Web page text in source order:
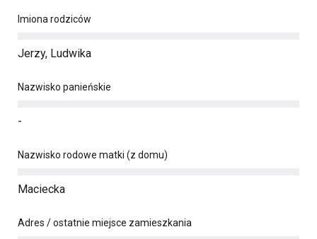
Imiona rodziców
Jerzy, Ludwika
Nazwisko panieńskie
-
Nazwisko rodowe matki (z domu)
Maciecka
Adres / ostatnie miejsce zamieszkania